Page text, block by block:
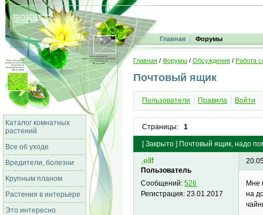
Главная Форумы
Каталог комнатных
растений
Все об уходе
Вредители, болезни
Крупным планом
Растения в интерьере
Это интересно
Главная / Форумы / Обсуждения / Работа
Почтовый ящик
Пользователи Правила Войти
Страницы: 1
[Закрыто] Почтовый ящик, надо
,ellf
Пользователь
Сообщений:526
Регистрация:23.01.2017
Мне
на